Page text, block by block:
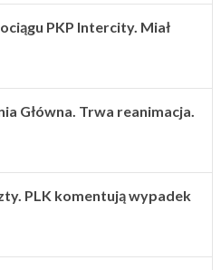
PKP Intercity. Miał
Główna. Trwa reanimacja.
PLK komentują wypadek